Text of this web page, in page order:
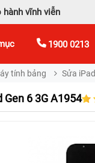
hành vĩnh viễn
1900 0213
tính bảng Sửa iPad
6 3G A1954